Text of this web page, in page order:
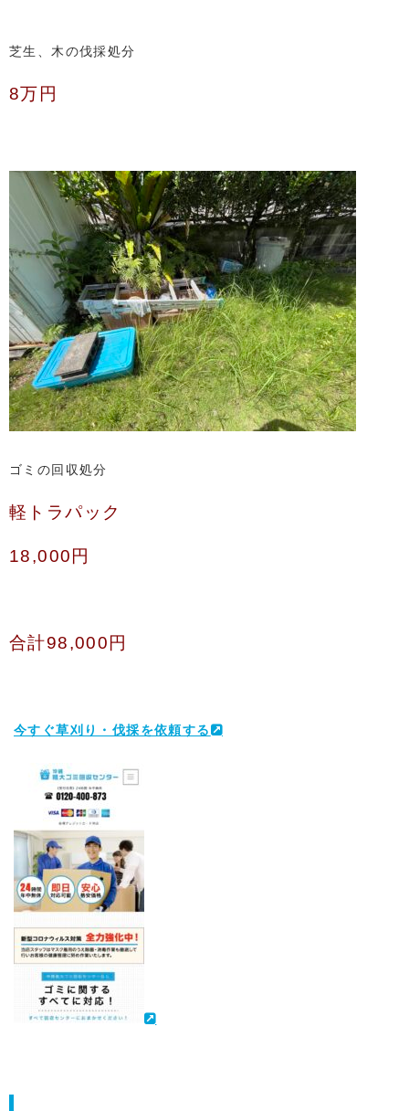
芝生、木の伐採処分
8万円
ゴミの回収処分
軽トラパック
18,000円
合計98,000円
今すぐ草刈り・伐採を依頼する